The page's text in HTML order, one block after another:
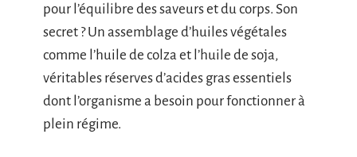
pour l’équilibre des saveurs et du corps. Son
secret ? Un assemblage d’huiles végétales
comme l’huile de colza et l’huile de soja,
véritables réserves d’acides gras essentiels
dont l’organisme a besoin pour fonctionner à
plein régime.